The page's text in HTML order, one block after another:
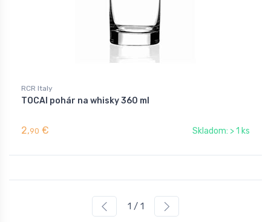
RCR Italy
TOCAI pohár na whisky 360 ml
2,90 € Skladom: > 1 ks
1 / 1